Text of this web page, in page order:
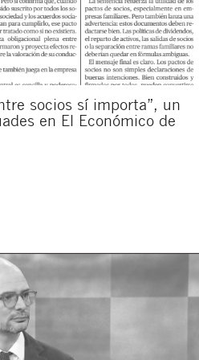
socios sí importa”, un
en El Económico de